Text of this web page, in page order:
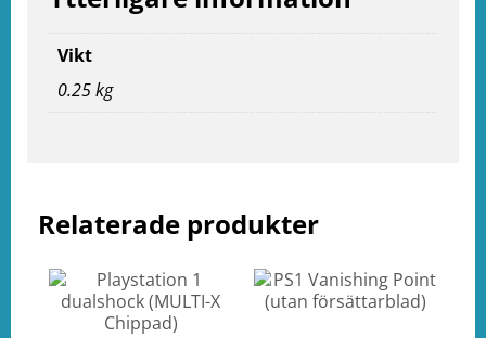
Relaterade produkter
Vikt
0.25 kg